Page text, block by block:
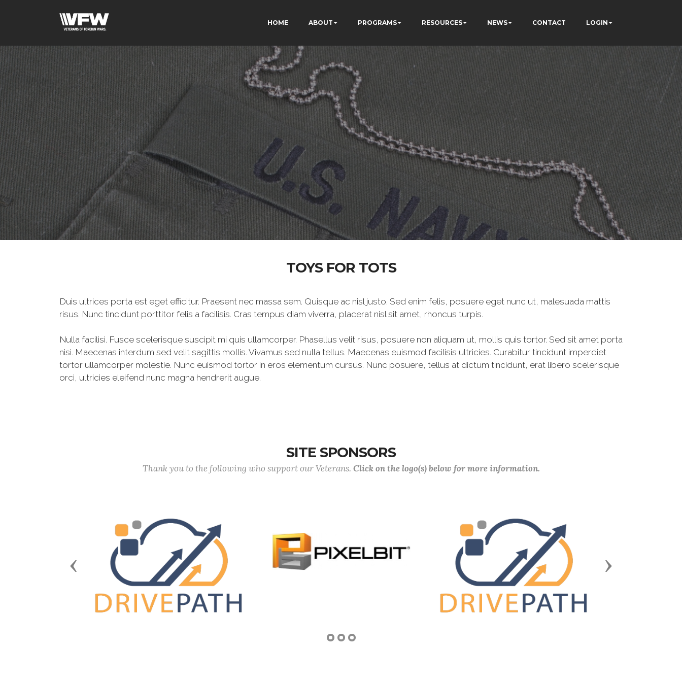
HOME ABOUT PROGRAMS RESOURCES NEWS CONTACT LOGIN
TOYS FOR TOTS
Duis ultrices porta est eget efficitur. Praesent nec massa sem. Quisque ac nisl justo. Sed enim felis, posuere eget nunc ut, malesuada mattis
risus. Nunc tincidunt porttitor felis a facilisis. Cras tempus diam viverra, placerat nisl sit amet, rhoncus turpis.
Nulla facilisi. Fusce scelerisque suscipit mi quis ullamcorper. Phasellus velit risus, posuere non aliquam ut, mollis quis tortor. Sed sit amet porta
nisi. Maecenas interdum sed velit sagittis mollis. Vivamus sed nulla tellus. Maecenas euismod facilisis ultricies. Curabitur tincidunt imperdiet
tortor ullamcorper molestie. Nunc euismod tortor in eros elementum cursus. Nunc posuere, tellus at dictum tincidunt, erat libero scelerisque
orci, ultricies eleifend nunc magna hendrerit augue.
SITE SPONSORS
Thank you to the following who support our Veterans. Click on the logo(s) below for more information.
Previous Next